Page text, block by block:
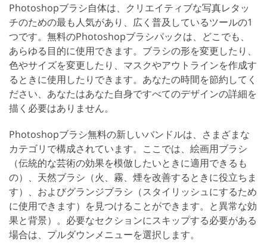
Photoshopブラシ自体は、クリエイティブな写真レタッ
チのための最も人気があり、広く普及しているツールの1
つです。無料のPhotoshopブラシパックは、どこでも、
あらゆる目的に使用できます。ブラシの形を変更したり、
色やサイズを変更したり、マスクやアウトラインを作成す
るときに使用したりできます。あなたの時間を節約してく
ださい、あなたはあなた自身ですべてのデザインの詳細を
描く必要はありません。
Photoshopブラシ無料の新しいバンドルは、さまざまな
カテゴリで構成されています。ここでは、絵画用ブラシ
（伝統的な芸術の効果を模倣したいときに適用できるも
の）、天然ブラシ（火、霧、煙を改善するときに役立ちま
す）、およびグランジブラシ（スタイリッシュにするため
に使用できます）を見つけることができます。と異常な効
果と背景）。必要なセクションにスキップする必要がある
場合は、プルダウンメニューを選択します。